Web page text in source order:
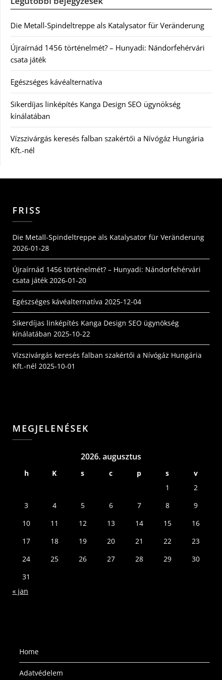
Die Metall-Spindeltreppe als Katalysator für Veränderung
Újraírnád 1456 történelmét? – Hunyadi: Nándorfehérvári
csata játék
Egészséges kávéalternatíva
Sikerdíjas linképítés Kanga Design SEO ügynökség
kínálatában
Vízszivárgás keresés falban szakértői a Nívógáz Hungária
Kft.-nél
FRISS
Die Metall-Spindeltreppe als Katalysator für Veränderung
2026-01-28
Újraírnád 1456 történelmét? – Hunyadi: Nándorfehérvári
csata játék 2026-01-20
Egészséges kávéalternatíva 2025-12-04
Sikerdíjas linképítés Kanga Design SEO ügynökség
kínálatában 2025-10-22
Vízszivárgás keresés falban szakértői a Nívógáz Hungária
Kft.-nél 2025-10-01
MEGJELENÉSEK
2026. augusztus
h K s c p s
v
1
2
3
4 5 6 7 8
9
10
11 12 13 14 15
16
17
18 19 20 21 22
23
24
25 26 27 28 29
30
31
« jan
Home
Adatvédelem